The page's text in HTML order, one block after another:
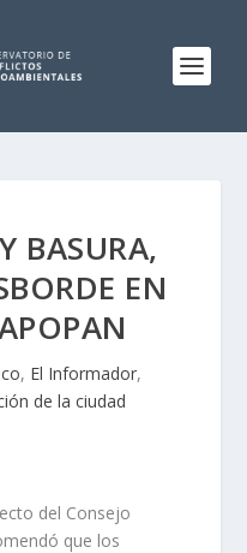
BASURA,
EN
, El Informador,
de la ciudad
del Consejo
que los